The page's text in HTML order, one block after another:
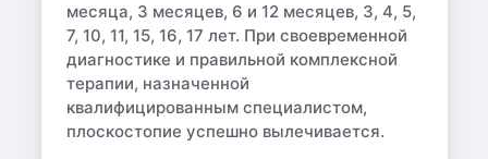
месяца, 3 месяцев, 6 и 12 месяцев, 3, 4, 5,
7, 10, 11, 15, 16, 17 лет. При своевременной
диагностике и правильной комплексной
терапии, назначенной
квалифицированным специалистом,
плоскостопие успешно вылечивается.